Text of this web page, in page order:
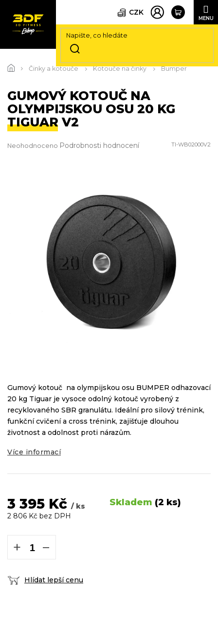
na
CZK
Činky a kotouče Kotouče na činky Bumper
GUMOVÝ KOTOUČ NA
OLYMPIJSKOU OSU 20 KG
TIGUAR V2
TI-WB02000V2
Průměrné
Neohodnoceno Podrobnosti hodnocení
3 395 Kč / ks Skladem (2 ks)
2 806 Kč bez DPH
+ −
Hlídat lepší cenu
Gumový kotouč na olympijskou osu BUMPER odhazovací
20 kg Tiguar je vysoce odolný kotouč vyrobený z
recyklovaného SBR granulátu. Ideální pro silový trénink,
funkční cvičení a cross trénink, zajišťuje dlouhou
životnost a odolnost proti nárazům.
Více informací